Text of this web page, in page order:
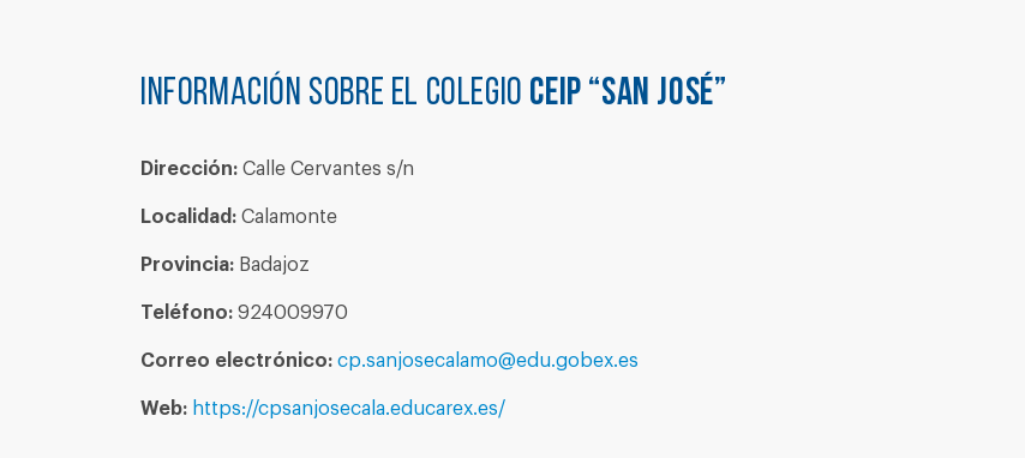
Información sobre el colegio CEIP “SAN JOSÉ”
Dirección: Calle Cervantes s/n
Localidad: Calamonte
Provincia: Badajoz
Teléfono: 924009970
Correo electrónico: cp.sanjosecalamo@edu.gobex.es
Web: https://cpsanjosecala.educarex.es/